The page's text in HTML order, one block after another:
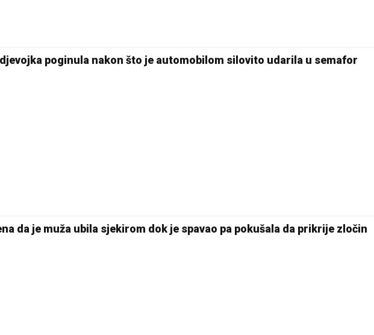
poginula nakon što je automobilom silovito udarila u semafor
da je muža ubila sjekirom dok je spavao pa pokušala da prikrije zločin